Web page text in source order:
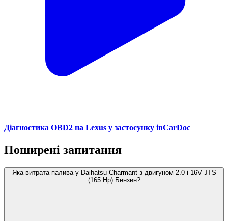
Діагностика OBD2 на Lexus у застосунку inCarDoc
Поширені запитання
Яка витрата палива у Daihatsu Charmant з двигуном 2.0 i 16V JTS
(165 Hp) Бензин?